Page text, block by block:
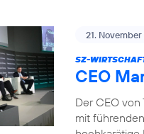
21. November
SZ-
CEO
Der CEO
mit